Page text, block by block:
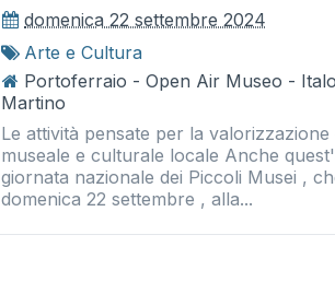
domenica 22 settembre 2024
Arte e Cultura
Portoferraio - Open Air Museo -
Martino
Le attività pensate per la
museale e culturale locale Anche
giornata nazionale dei Piccoli Musei ,
domenica 22 settembre , alla...